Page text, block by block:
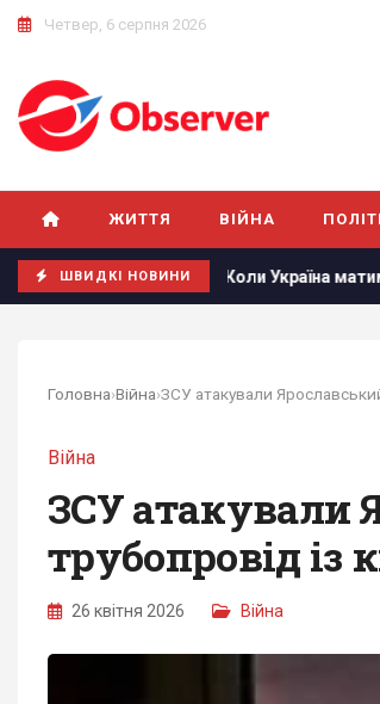
Четвер, 6 серпня 2026
ЖИТТЯ ВІЙНА
ШВИДКІ НОВИНИ
Коли Україна матиме власну
Головна›Війна›
Війна
ЗСУ атакували
трубопровід із
26 квітня 2026 Війна